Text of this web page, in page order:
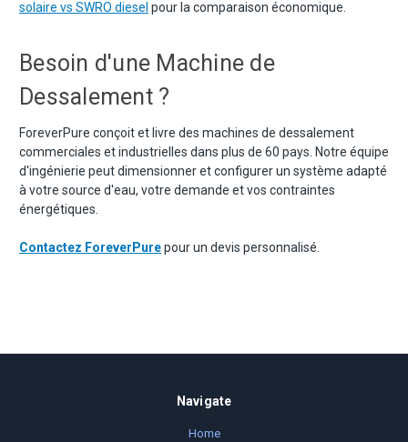
solaire vs SWRO diesel pour la comparaison économique.
Besoin d'une Machine de
Dessalement ?
ForeverPure conçoit et livre des machines de dessalement
commerciales et industrielles dans plus de 60 pays. Notre équipe
d'ingénierie peut dimensionner et configurer un système adapté
à votre source d'eau, votre demande et vos contraintes
énergétiques.
Contactez ForeverPurepour un devis personnalisé.
Navigate
Home